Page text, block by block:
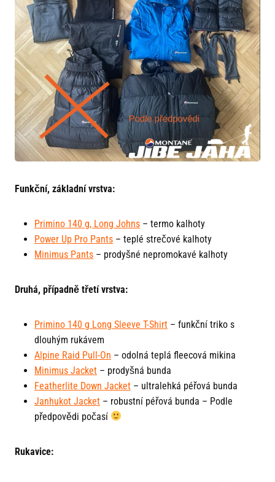
Funkční, základní vrstva:
Primino 140 g, Long Johns – termo kalhoty
Power Up Pro Pants – teplé strečové kalhoty
Minimus Pants – prodyšné nepromokavé kalhoty
Druhá, případně třetí vrstva:
Primino 140 g Long Sleeve T-Shirt – funkční triko s
dlouhým rukávem
Alpine Raid Pull-On – odolná teplá fleecová mikina
Minimus Jacket – prodyšná bunda
Featherlite Down Jacket – ultralehká péřová bunda
Janhukot Jacket – robustní péřová bunda – Podle
předpovědi počasí
Rukavice: